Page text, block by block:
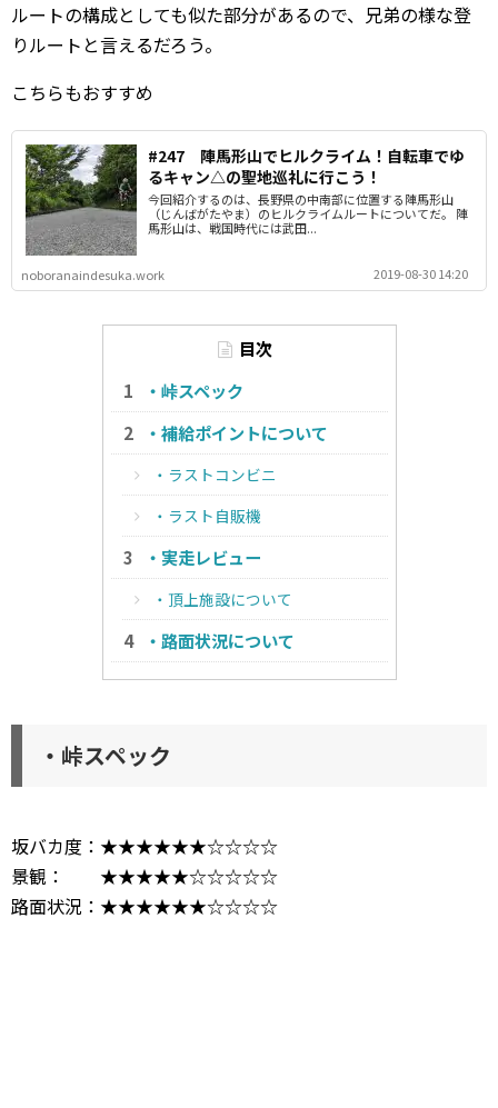
ルートの構成としても似た部分があるので、兄弟の様な登
りルートと言えるだろう。
こちらもおすすめ
#247 陣馬形山でヒルクライム！自転車でゆ
るキャン△の聖地巡礼に行こう！
今回紹介するのは、長野県の中南部に位置する陣馬形山
（じんばがたやま）のヒルクライムルートについてだ。 陣
馬形山は、戦国時代には武田...
noboranaindesuka.work 2019-08-30 14:20
目次
・峠スペック
・補給ポイントについて
・ラストコンビニ
・ラスト自販機
・実走レビュー
・頂上施設について
・路面状況について
・峠スペック
坂バカ度：★★★★★★☆☆☆☆
景観： ★★★★★☆☆☆☆☆
路面状況：★★★★★★☆☆☆☆